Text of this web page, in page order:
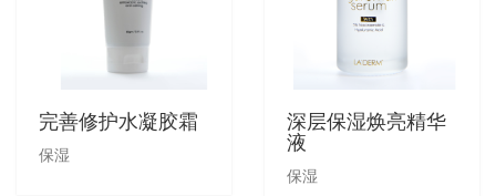
洗脸霜
最新发布及媒体
销售商店
完善修护水凝胶霜
保湿
深层保湿焕亮精华
液
保湿